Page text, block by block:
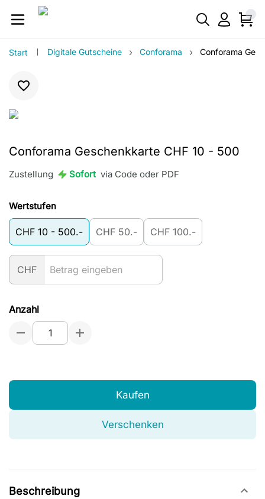
Start Digitale Gutscheine › Conforama › Conforama
Conforama Geschenkkarte CHF 10 - 500
Zustellung Sofort via Code oder PDF
Wertstufen
CHF 10 - 500.- CHF 50.- CHF 100.-
CHF
Anzahl
Kaufen
Verschenken
Beschreibung